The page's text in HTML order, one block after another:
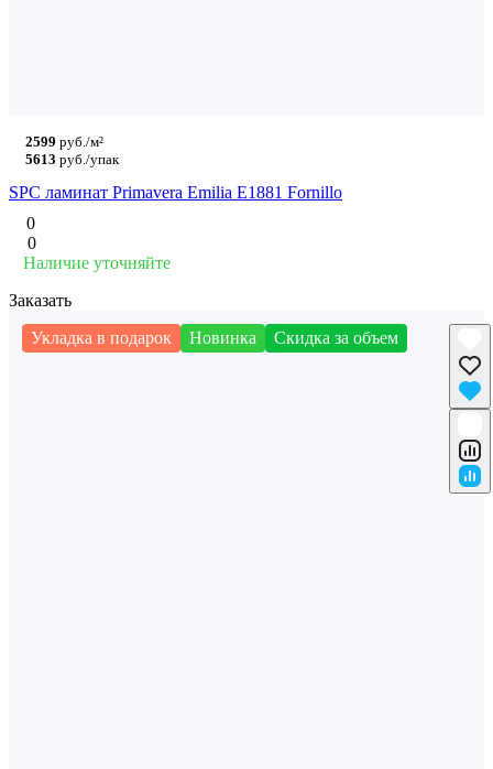
2599 руб./м²
5613 руб./упак
SPC ламинат Primavera Emilia E1881 Fornillo
0
0
Наличие уточняйте
Заказать
Укладка в подарок
Новинка Скидка за объем